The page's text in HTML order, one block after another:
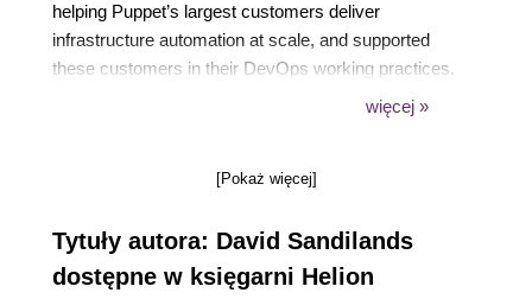
helping Puppet’s largest customers deliver
infrastructure automation at scale, and supported
these customers in their DevOps working practices.
He spent eight years at NatWest as a cloud
Engineering in computer science from the University
więcej »
[Pokaż więcej]
Tytuły autora: David Sandilands
dostępne w księgarni Helion